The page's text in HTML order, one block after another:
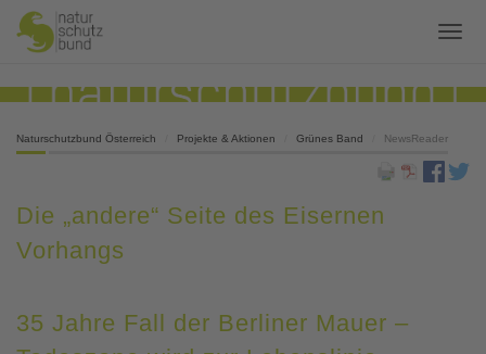
Naturschutzbund Österreich Projekte & Aktionen Grünes Band NewsReader
Die „andere“ Seite des Eisernen
Vorhangs
35 Jahre Fall der Berliner Mauer –